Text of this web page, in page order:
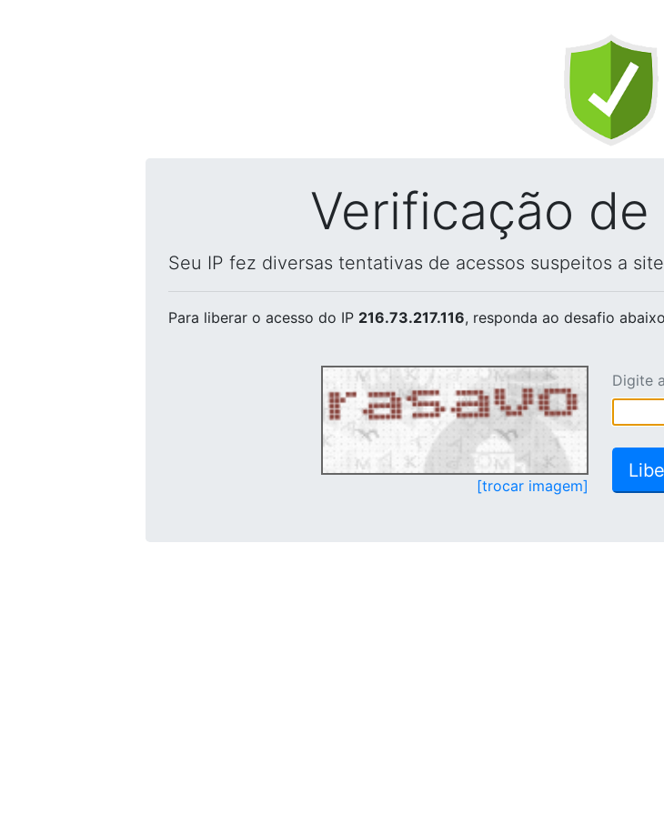
Verificação
Seu IP fez diversas tentativas de acessos suspeitos a
Para liberar o acesso do IP 216.73.217.116, responda ao desafio
[trocar imagem]
Digite